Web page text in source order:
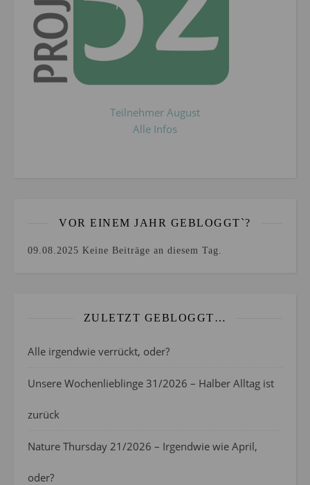
Teilnehmer August
Alle Infos
VOR EINEM JAHR GEBLOGGT`?
09.08.2025 Keine Beiträge an diesem Tag.
ZULETZT GEBLOGGT…
Alle irgendwie verrückt, oder?
Unsere Wochenlieblinge 31/2026 – Halber Alltag ist
zurück
Nature Thursday 21/2026 – Irgendwie wie April,
oder?